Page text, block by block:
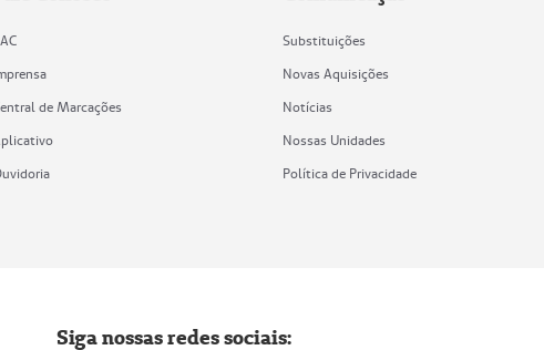
de Marcações
Substituições
Novas Aquisições
Notícias
Nossas Unidades
Política de Privacidade
Siga nossas redes sociais: